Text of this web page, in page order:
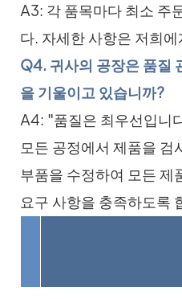
A3: 각 품목마다 최소 주
다. 자세한 사항은 저희
Q4. 귀사의 공장은 품질
을 기울이고 있습니까?
A4: "품질은 최우선입니
모든 공정에서 제품을 검
부품을 수정하여 모든 제
요구 사항을 충족하도록